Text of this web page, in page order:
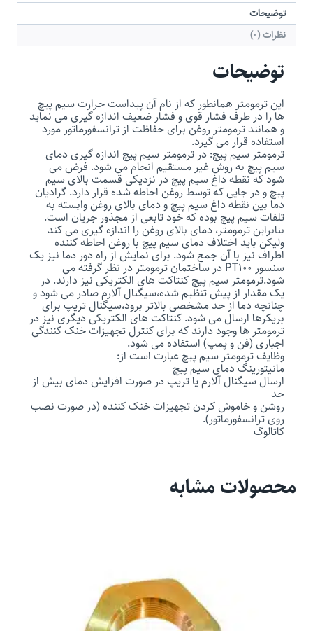
توضیحات
نظرات (0)
توضیحات
این ترمومتر همانطور که از نام آن پیداست حرارت سیم پیچ
ها را در طرف فشار قوی و فشار ضعیف اندازه گیری می نماید
و همانند ترمومتر روغن برای حفاظت از ترانسفورماتور مورد
استفاده قرار می گیرد.
ترمومتر سیم پیچ: در ترمومتر سیم پیچ اندازه گیری دمای
سیم پیچ به روش غیر مستقیم انجام می شود. فرض می
شود که نقطه داغ سیم پیچ در نزدیکی قسمت بالای سیم
پیچ و در جایی که توسط روغن احاطه شده قرار دارد. گرادیان
دما بین نقطه داغ سیم پیچ و دمای بالای روغن وابسته به
تلفات سیم پیچ بوده که خود تابعی از مجذور جریان است.
بنابراین ترمومتر، دمای بالای روغن را اندازه گیری می کند
ولیکن باید اختلاف دمای سیم پیچ با روغن احاطه کننده
اطراف نیز با آن جمع شود. برای نمایش از راه دور دما نیز یک
سنسور PT100 در ساختمان ترمومتر در نظر گرفته می
شود.ترمومتر سیم پیچ کنتاکت های الکتریکی نیز دارند. در
یک مقدار از پیش تنظیم شده،سیگنال آلارم صادر می شود و
چنانچه دما از حد مشخصی بالاتر برود،سیگنال تریپ برای
بریکرها ارسال می شود. کنتاکت های الکتریکی دیگری نیز در
ترمومتر ها وجود دارند که برای کنترل تجهیزات خنک کنندگی
اجباری (فن و پمپ) استفاده می شود.
وظایف ترمومتر سیم پیچ عبارت است از:
مانیتورینگ دمای سیم پیچ
ارسال سیگنال آلارم یا تریپ در صورت افزایش دمای بیش از
حد
روشن و خاموش کردن تجهیزات خنک کننده (در صورت نصب
روی ترانسفورماتور).
کاتالوگ
محصولات مشابه